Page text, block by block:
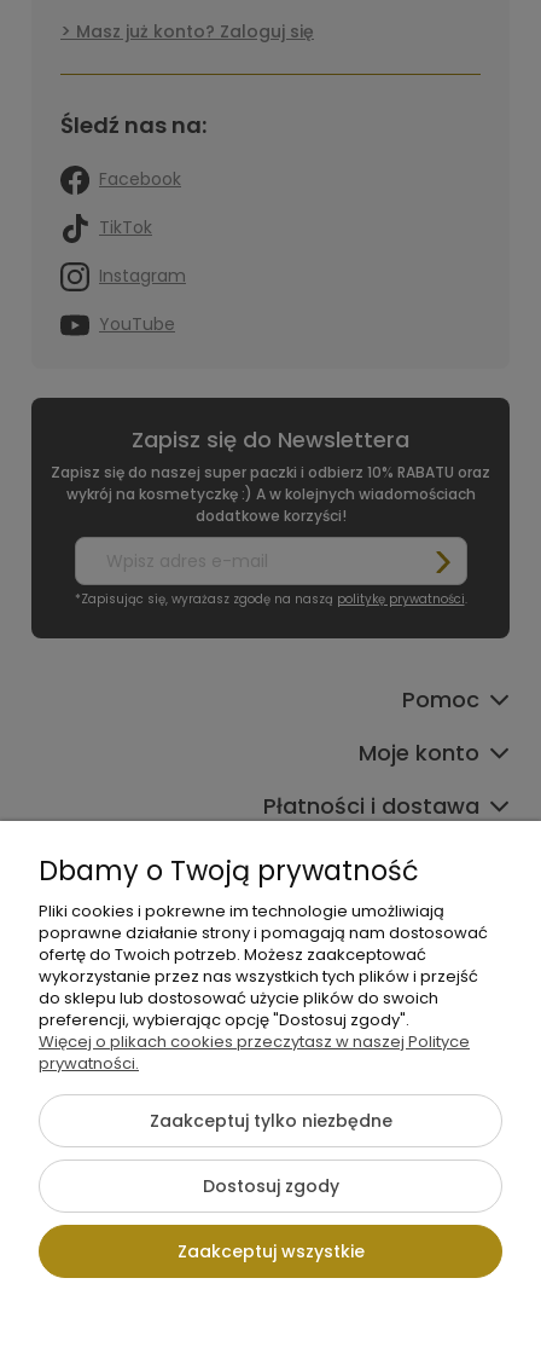
Masz już konto? Zaloguj się
Śledź nas na:
Facebook
TikTok
Instagram
YouTube
Zapisz się do Newslettera
Zapisz się do naszej super paczki i odbierz 10% RABATU oraz
wykrój na kosmetyczkę :) A w kolejnych wiadomościach
dodatkowe korzyści!
*Zapisując się, wyrażasz zgodę na naszą politykę prywatności.
Pomoc
Moje konto
Płatności i dostawa
Informacje
O nas
Pokaż pełną wersję strony
Sklep internetowy Shoper.pl
Dbamy o Twoją prywatność
Pliki cookies i pokrewne im technologie umożliwiają
poprawne działanie strony i pomagają nam dostosować
ofertę do Twoich potrzeb. Możesz zaakceptować
wykorzystanie przez nas wszystkich tych plików i przejść
do sklepu lub dostosować użycie plików do swoich
preferencji, wybierając opcję "Dostosuj zgody".
Więcej o plikach cookies przeczytasz w naszej Polityce
prywatności.
Zaakceptuj tylko niezbędne
Dostosuj zgody
Zaakceptuj wszystkie